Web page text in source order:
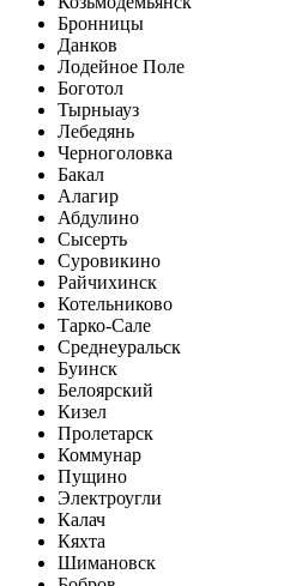
Бронницы
Данков
Лодейное Поле
Боготол
Тырныауз
Лебедянь
Черноголовка
Бакал
Алагир
Абдулино
Сысерть
Суровикино
Райчихинск
Котельниково
Тарко-Сале
Среднеуральск
Буинск
Белоярский
Кизел
Пролетарск
Коммунар
Пущино
Электроугли
Калач
Кяхта
Шимановск